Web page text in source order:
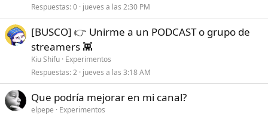
Respuestas 0 jueves a las 2:30 PM
[BUSCO] 👉 Unirme a un PODCAST o grupo de
streamers 👾
Kiu Shifu Experimentos
Respuestas 2 jueves a las 3:18 AM
Que podría mejorar en mi canal?
elpepe
Experimentos